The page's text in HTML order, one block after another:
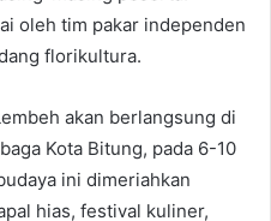
oleh tim pakar independen
florikultura.
akan berlangsung di
Kota Bitung, pada 6-10
ini dimeriahkan
hias, festival kuliner,